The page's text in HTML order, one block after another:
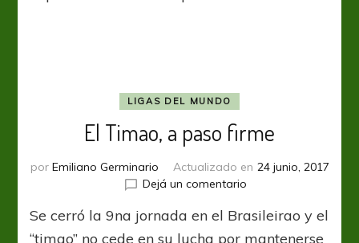
LIGAS DEL MUNDO
El Timao, a paso firme
por Emiliano Germinario Actualizado en 24 junio, 2017
Dejá un comentarioen
Timao,
a
Se cerró la 9na jornada en el Brasileirao y el
“timao” no cede en su lucha por mantenerse